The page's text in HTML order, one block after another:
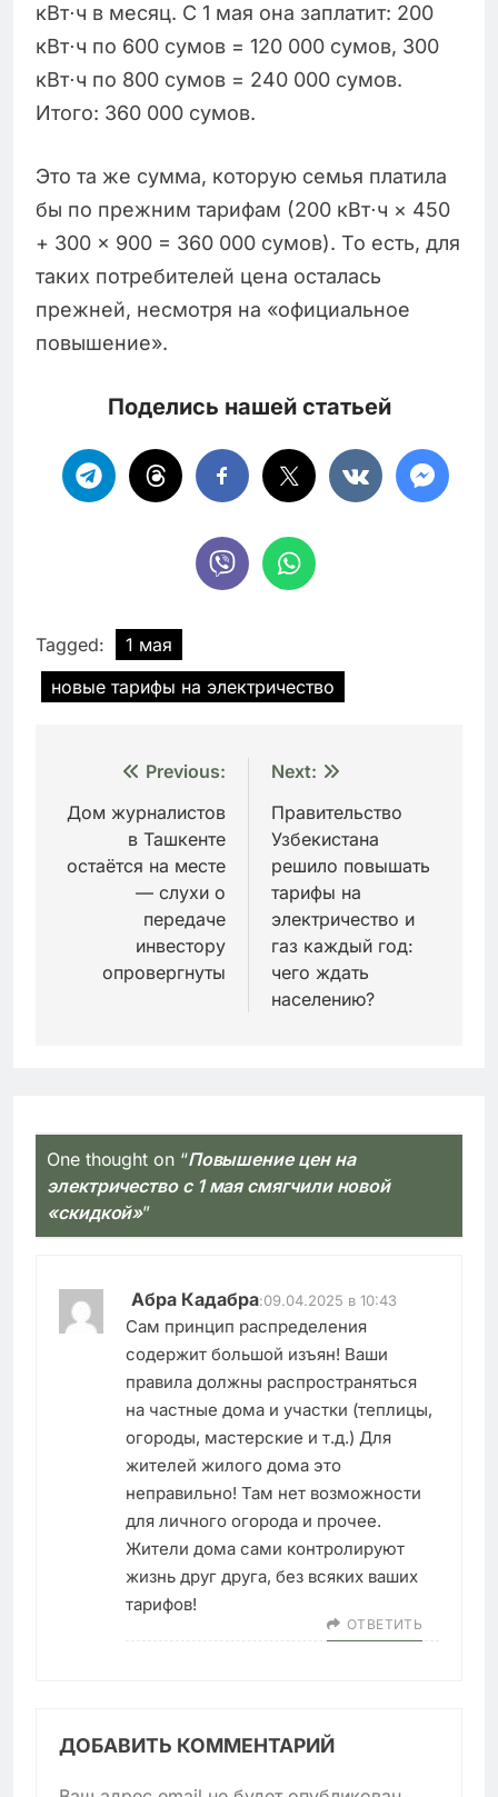
кВт⋅ч в месяц. С 1 мая она заплатит: 200
кВт⋅ч по 600 сумов = 120 000 сумов, 300
кВт⋅ч по 800 сумов = 240 000 сумов.
Итого: 360 000 сумов.
Это та же сумма, которую семья платила
бы по прежним тарифам (200 кВт⋅ч × 450
+ 300 × 900 = 360 000 сумов). То есть, для
таких потребителей цена осталась
прежней, несмотря на «официальное
повышение».
Поделись нашей статьей
Tagged:
1 мая
новые тарифы на электричество
Навигация
по
записям
Previous:
Дом журналистов
в Ташкенте
остаётся на месте
— слухи о
передаче
инвестору
опровергнуты
Next:
Правительство
Узбекистана
решило повышать
тарифы на
электричество и
газ каждый год:
чего ждать
населению?
One thought on “Повышение цен на
электричество с 1 мая смягчили новой
«скидкой»”
Абра Кадабра:09.04.2025 в 10:43
Сам принцип распределения
содержит большой изъян! Ваши
правила должны распространяться
на частные дома и участки (теплицы,
огороды, мастерские и т.д.) Для
жителей жилого дома это
неправильно! Там нет возможности
для личного огорода и прочее.
Жители дома сами контролируют
жизнь друг друга, без всяких ваших
тарифов!
ОТВЕТИТЬ
ДОБАВИТЬ КОММЕНТАРИЙ